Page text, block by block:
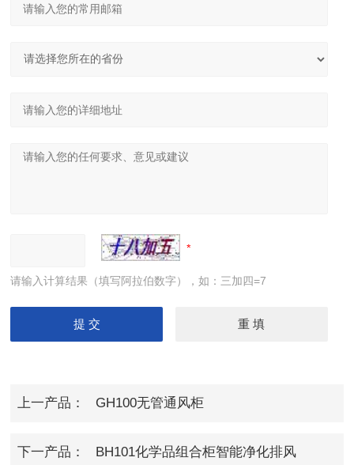
请输入计算结果（填写阿拉伯数字），如：三加四=7
上一产品： GH100无管通风柜
下一产品： BH101化学品组合柜智能净化排风